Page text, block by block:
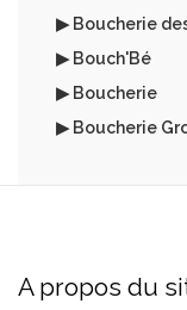
▶ Boucherie
▶ Bouch'Bé
▶ Boucherie
▶ Boucherie
A propos du